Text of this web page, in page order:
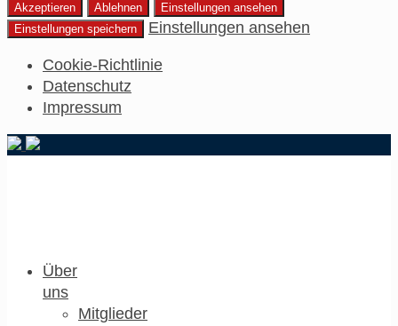
Akzeptieren Ablehnen
Einstellungen ansehen
Einstellungen speichern
Einstellungen ansehen
Cookie-Richtlinie
Datenschutz
Impressum
Über
uns
Mitglieder